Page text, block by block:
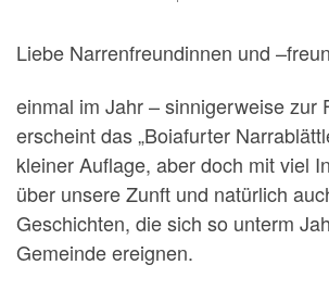
Liebe Narrenfreundinnen und
einmal im Jahr – sinnigerweise zur
erscheint das „Boiafurter
kleiner Auflage, aber doch mit viel
über unsere Zunft und natürlich
Geschichten, die sich so unterm
Gemeinde ereignen.